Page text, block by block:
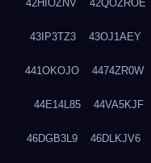
42HIOZNV 42QOZROE
43IP3TZ3 43OJ1AEY
441OKOJO 4474ZR0W
44E14L85 44VA5KJF
46DGB3L9 46DLKJV6